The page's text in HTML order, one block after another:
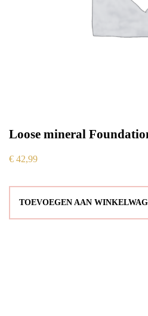
Loose mineral
€ 42,99
TOEVOEGEN AAN